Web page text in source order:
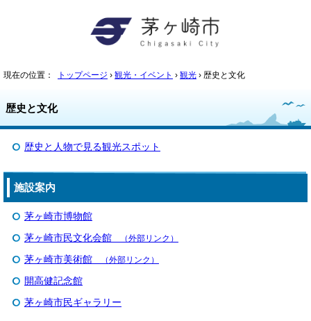
現在の位置： トップページ › 観光・イベント › 観光 › 歴史と文化
歴史と文化
歴史と人物で見る観光スポット
施設案内
茅ヶ崎市博物館
茅ヶ崎市民文化会館 （外部リンク）
茅ヶ崎市美術館 （外部リンク）
開高健記念館
茅ヶ崎市民ギャラリー